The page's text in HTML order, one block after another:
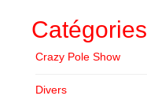
Catégories
Crazy Pole Show
Divers